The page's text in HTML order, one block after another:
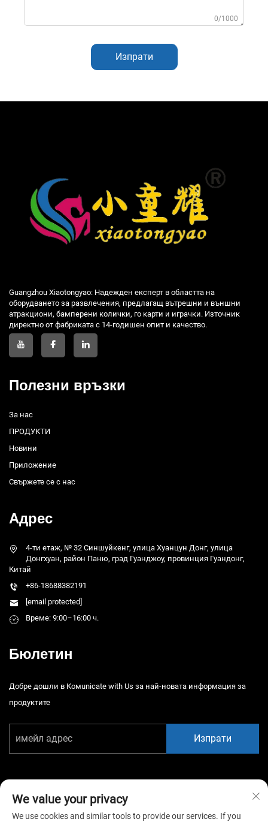
0/1000
Изпрати
Guangzhou Xiaotongyao: Надежден експерт в областта на
оборудването за развлечения, предлагащ вътрешни и външни
атракциони, бамперени колички, го карти и играчки. Източник
директно от фабриката с 14-годишен опит и качество.
Полезни връзки
За нас
ПРОДУКТИ
Новини
Приложение
Свържете се с нас
Адрес
4-ти етаж, № 32 Синшуйкенг, улица Хуанцун Донг, улица
Донгхуан, район Паню, град Гуанджоу, провинция Гуандонг,
Китай
+86-18688382191
[email protected]
Време: 9:00–16:00 ч.
Бюлетин
Добре дошли в Комunicate with Us за най-новата информация за
продуктите
Изпрати
We value your privacy
We use cookies and similar tools to provide our services. If you